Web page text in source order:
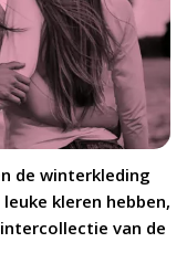
de winterkleding
kleren hebben,
van de